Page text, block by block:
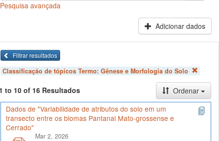
Pesquisa avançada
Adicionar dados
Filtrar resultados
Classificação de tópicos Termo: Gênese e Morfologia do Solo
to 10 of 16 Resultados
Ordenar
Dados de "Variabilidade de atributos do solo em um
transecto entre os biomas Pantanal Mato-grossense e
Cerrado"
Mar 2, 2026